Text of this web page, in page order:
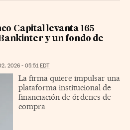
Capital levanta 165
y un fondo de
2026 - 05:51EDT
La firma quiere impulsar una
plataforma institucional de
financiación de órdenes de
compra